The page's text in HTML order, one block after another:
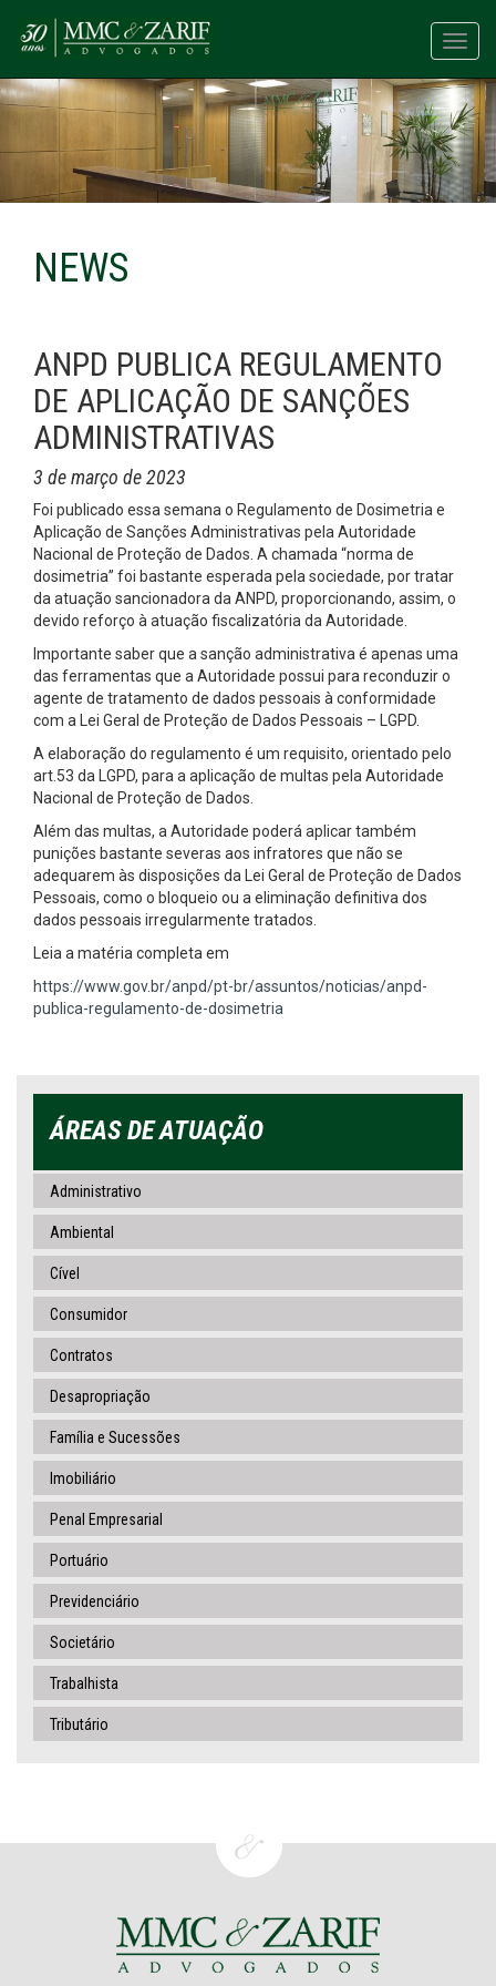
NEWS
ANPD PUBLICA REGULAMENTO
DE APLICAÇÃO DE SANÇÕES
ADMINISTRATIVAS
3 de março de 2023
Foi publicado essa semana o Regulamento de Dosimetria e
Aplicação de Sanções Administrativas pela Autoridade
Nacional de Proteção de Dados. A chamada “norma de
dosimetria” foi bastante esperada pela sociedade, por tratar
da atuação sancionadora da ANPD, proporcionando, assim, o
devido reforço à atuação fiscalizatória da Autoridade.
Importante saber que a sanção administrativa é apenas uma
das ferramentas que a Autoridade possui para reconduzir o
agente de tratamento de dados pessoais à conformidade
com a Lei Geral de Proteção de Dados Pessoais – LGPD.
A elaboração do regulamento é um requisito, orientado pelo
art.53 da LGPD, para a aplicação de multas pela Autoridade
Nacional de Proteção de Dados.
Além das multas, a Autoridade poderá aplicar também
punições bastante severas aos infratores que não se
adequarem às disposições da Lei Geral de Proteção de Dados
Pessoais, como o bloqueio ou a eliminação definitiva dos
dados pessoais irregularmente tratados.
Leia a matéria completa em
https://www.gov.br/anpd/pt-br/assuntos/noticias/anpd-
publica-regulamento-de-dosimetria
ÁREAS DE ATUAÇÃO
Administrativo
Ambiental
Cível
Consumidor
Contratos
Desapropriação
Família e Sucessões
Imobiliário
Penal Empresarial
Portuário
Previdenciário
Societário
Trabalhista
Tributário